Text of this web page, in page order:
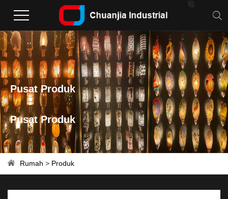

Pusat Produk
Pusat Produk
Rumah > Produk